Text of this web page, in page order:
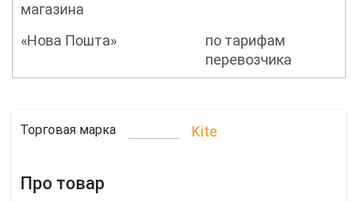
магазина
«Нова Пошта»
по тарифам
перевозчика
Торговая марка Kite
Про товар